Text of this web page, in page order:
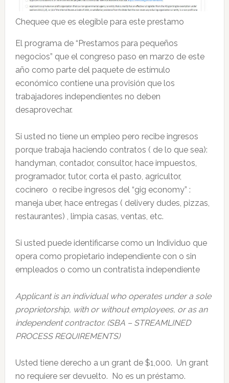
Chequee que es elegible para este prestamo
El programa de “Prestamos para pequeños
negocios” que el congreso paso en marzo de este
año como parte del paquete de estímulo
económico contiene una provisión que los
trabajadores independientes no deben
desaprovechar.
Si usted no tiene un empleo pero recibe ingresos
porque trabaja haciendo contratos ( de lo que sea):
handyman, contador, consultor, hace impuestos,
programador, tutor, corta el pasto, agricultor,
cocinero o recibe ingresos del “gig economy” :
maneja uber, hace entregas ( delivery dudes, pizzas,
restaurantes) , limpia casas, ventas, etc.
Si usted puede identificarse como un Individuo que
opera como propietario independiente con o sin
empleados o como un contratista independiente
Applicant is an individual who operates under a sole
proprietorship, with or without employees, or as an
independent contractor. (SBA – STREAMLINED
PROCESS REQUIREMENTS)
Usted tiene derecho a un grant de $1,000. Un grant
no requiere ser devuelto. No es un préstamo.